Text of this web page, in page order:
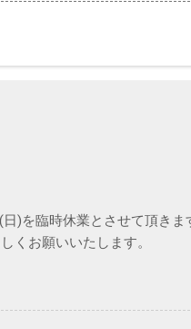
)を臨時休業とさせて頂き
くお願いいたします。